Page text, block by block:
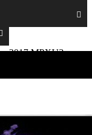
2017 MPXU2